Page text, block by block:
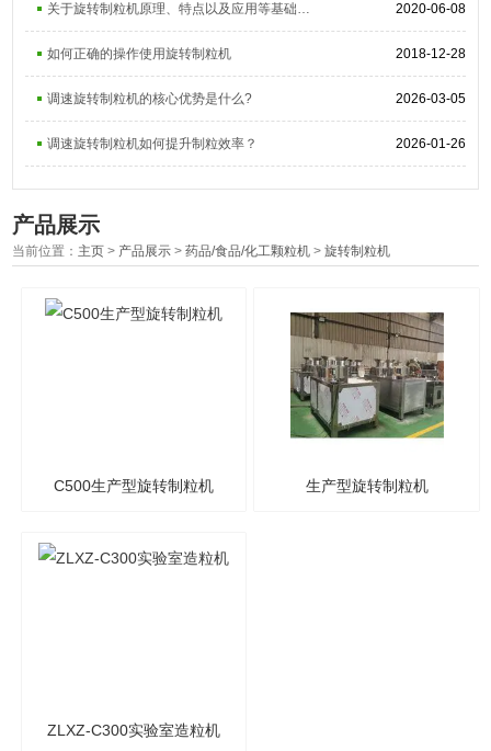
关于旋转制粒机原理、特点以及应用等基础知识分享 2020-06-08
如何正确的操作使用旋转制粒机 2018-12-28
调速旋转制粒机的核心优势是什么? 2026-03-05
调速旋转制粒机如何提升制粒效率？ 2026-01-26
产品展示
当前位置： 主页 > 产品展示 >药品/食品/化工颗粒机 >旋转制粒机
C500生产型旋转制粒机 生产型旋转制粒机
ZLXZ-C300实验室造粒机